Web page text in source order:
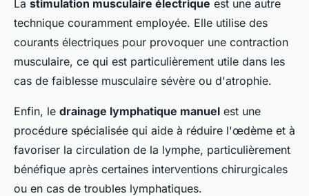
La stimulation musculaire électrique est une autre
technique couramment employée. Elle utilise des
courants électriques pour provoquer une contraction
musculaire, ce qui est particulièrement utile dans les
cas de faiblesse musculaire sévère ou d'atrophie.
Enfin, le drainage lymphatique manuel est une
procédure spécialisée qui aide à réduire l'œdème et à
favoriser la circulation de la lymphe, particulièrement
bénéfique après certaines interventions chirurgicales
ou en cas de troubles lymphatiques.